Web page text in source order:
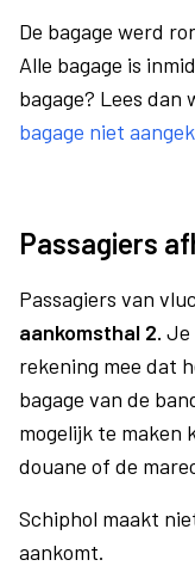
De bagage werd
Alle bagage is
bagage? Lees dan
bagage niet
Passagiers
Passagiers van
aankomsthal 2. Je
rekening mee dat
bagage van de
mogelijk te maken
douane of de
Schiphol maakt
aankomt.